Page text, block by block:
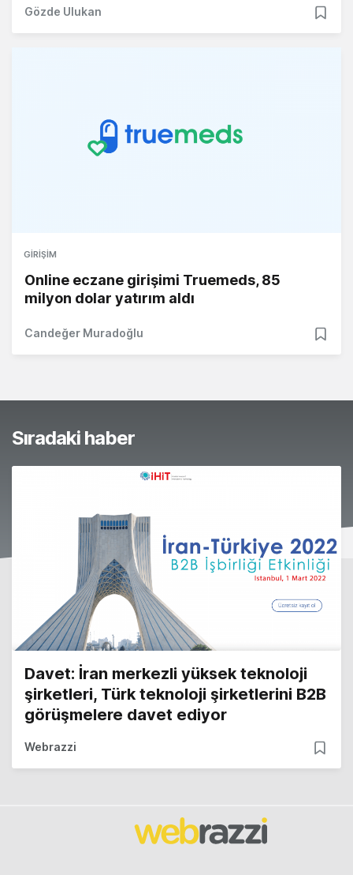
Gözde Ulukan
GIRIŞIM
Online eczane girişimi Truemeds, 85
milyon dolar yatırım aldı
Candeğer Muradoğlu
Sıradaki haber
Davet: İran merkezli yüksek teknoloji
şirketleri, Türk teknoloji şirketlerini B2B
görüşmelere davet ediyor
Webrazzi